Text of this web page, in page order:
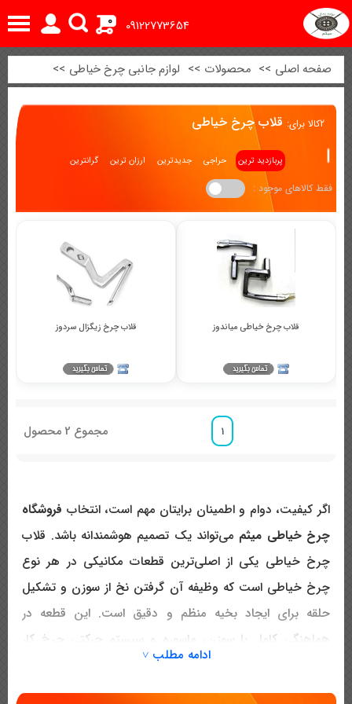
09122773654
0
صفحه اصلی >> محصولات >> لوازم جانبی چرخ خیاطی >>
2کالا برای: قلاب چرخ خیاطی
پربازدید ترین حراجی جدیدترین ارزان ترین گرانترین
فقط کالاهای موجود :
قلاب چرخ خیاطی میاندوز قلاب چرخ زیگزال سردوز
1 مجموع 2 محصول
اگر کیفیت، دوام و اطمینان برایتان مهم است، انتخاب فروشگاه
چرخ خیاطی میثم می‌تواند یک تصمیم هوشمندانه باشد. قلاب
چرخ خیاطی یکی از اصلی‌ترین قطعات مکانیکی در هر نوع
چرخ خیاطی است که وظیفه آن گرفتن نخ از سوزن و تشکیل
حلقه برای ایجاد بخیه منظم و دقیق است. این قطعه در
هماهنگی کامل با سوزن، ماسوره و سیستم حرکتی چرخ کار
می‌کند و کوچک‌ترین ناهماهنگی در آن می‌تواند باعث اختلال
جدی در دوخت شود. به همین دلیل در خرید قلاب چرخ
ادامه مطلب ˅